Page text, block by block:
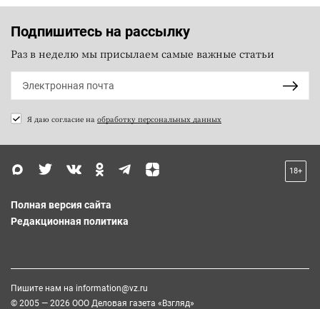
Подпишитесь на рассылку
Раз в неделю мы присылаем самые важные статьи
Я даю согласие на обработку персональных данных
18+
Полная версия сайта
Редакционная политика
Пишите нам на information@vz.ru
© 2005 — 2026 ООО Деловая газета «Взгляд»